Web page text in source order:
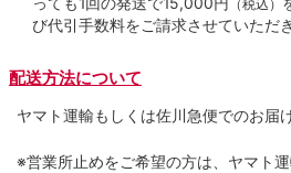
（税込）
び代引手数料をご請求させていただ
配送方法について
ヤマト運輸もしくは佐川急便でのお届
※営業所止めをご希望の方は、ヤマト